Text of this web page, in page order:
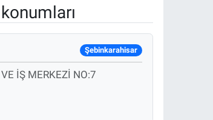
Şebinkarahisar
İŞ MERKEZİ NO:7